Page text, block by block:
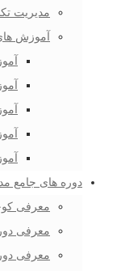
مدیریت
آموزش
دوره های جامع
معرفی
معرفی
معرفی